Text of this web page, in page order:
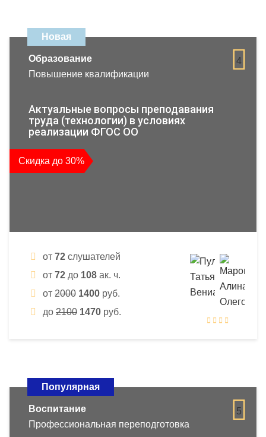
Новая
4
Образование
Повышение квалификации
Актуальные вопросы преподавания
труда (технологии) в условиях
реализации ФГОС ОО
Скидка до 30%
от 72 слушателей
от 72 до 108 ак. ч.
от 2000 1400 руб.
до 2100 1470 руб.
Популярная
5
Воспитание
Профессиональная переподготовка